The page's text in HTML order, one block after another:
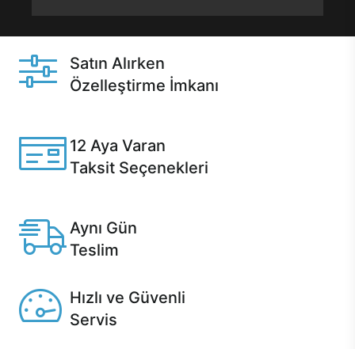
Satın Alırken
Özelleştirme İmkanı
12 Aya Varan
Taksit Seçenekleri
Aynı Gün
Teslim
Hızlı ve Güvenli
Servis